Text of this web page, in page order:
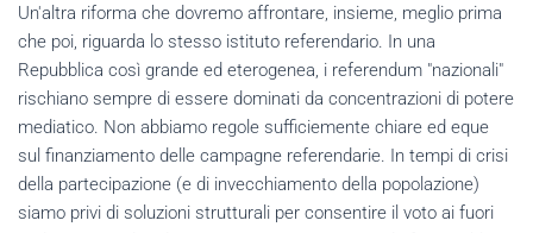
Un'altra riforma che dovremo affrontare, insieme, meglio prima
che poi, riguarda lo stesso istituto referendario. In una
Repubblica così grande ed eterogenea, i referendum "nazionali"
rischiano sempre di essere dominati da concentrazioni di potere
mediatico. Non abbiamo regole sufficiemente chiare ed eque
sul finanziamento delle campagne referendarie. In tempi di crisi
della partecipazione (e di invecchiamento della popolazione)
siamo privi di soluzioni strutturali per consentire il voto ai fuori